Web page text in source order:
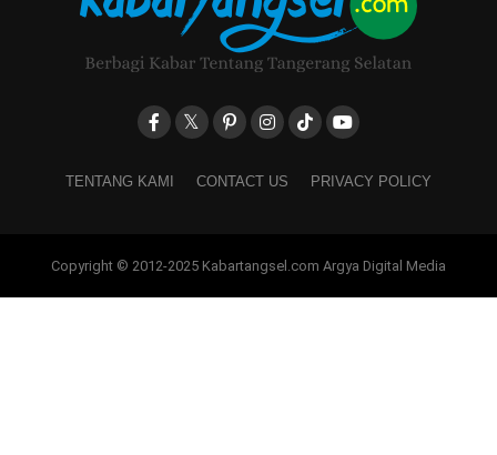
TENTANG KAMI CONTACT US PRIVACY POLICY
Copyright © 2012-2025 Kabartangsel.com Argya Digital Media